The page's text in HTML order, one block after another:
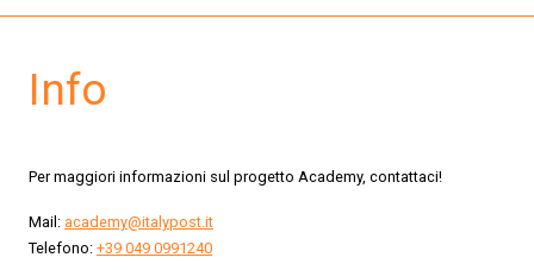
Info
Per maggiori informazioni sul progetto Academy, contattaci!
Mail: academy@italypost.it
Telefono: +39 049 0991240